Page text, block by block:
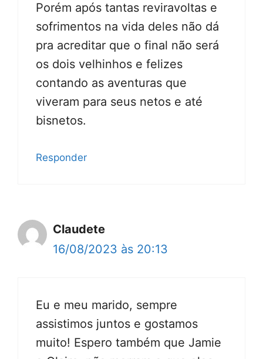
Porém após tantas reviravoltas e
sofrimentos na vida deles não dá
pra acreditar que o final não será
os dois velhinhos e felizes
contando as aventuras que
viveram para seus netos e até
bisnetos.
Responder
Claudete
16/08/2023 às 20:13
Eu e meu marido, sempre
assistimos juntos e gostamos
muito! Espero também que Jamie